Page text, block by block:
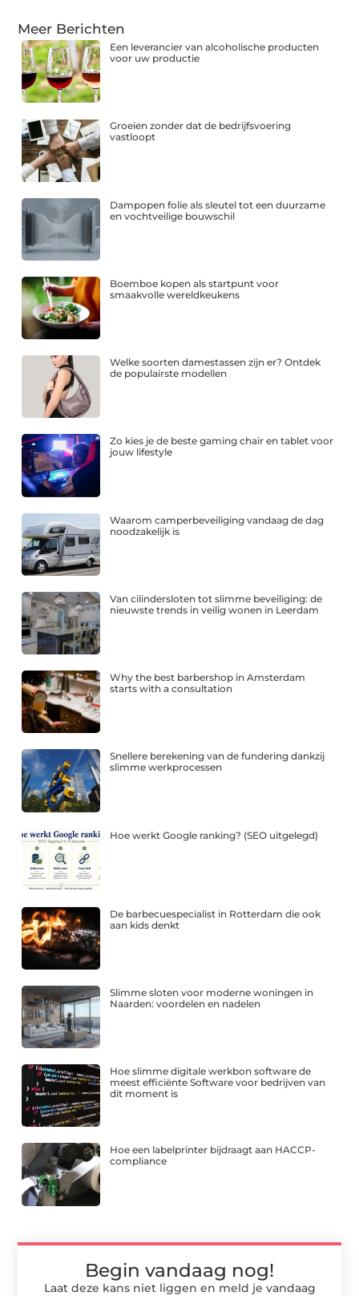
Meer Berichten
Een leverancier van alcoholische producten
voor uw productie
Groeien zonder dat de bedrijfsvoering
vastloopt
Dampopen folie als sleutel tot een duurzame
en vochtveilige bouwschil
Boemboe kopen als startpunt voor
smaakvolle wereldkeukens
Welke soorten damestassen zijn er? Ontdek
de populairste modellen
Zo kies je de beste gaming chair en tablet voor
jouw lifestyle
Waarom camperbeveiliging vandaag de dag
noodzakelijk is
Van cilindersloten tot slimme beveiliging: de
nieuwste trends in veilig wonen in Leerdam
Why the best barbershop in Amsterdam
starts with a consultation
Snellere berekening van de fundering dankzij
slimme werkprocessen
Hoe werkt Google ranking? (SEO uitgelegd)
De barbecuespecialist in Rotterdam die ook
aan kids denkt
Slimme sloten voor moderne woningen in
Naarden: voordelen en nadelen
Hoe slimme digitale werkbon software de
meest efficiënte Software voor bedrijven van
dit moment is
Hoe een labelprinter bijdraagt aan HACCP-
compliance
Begin vandaag nog!
Laat deze kans niet liggen en meld je vandaag